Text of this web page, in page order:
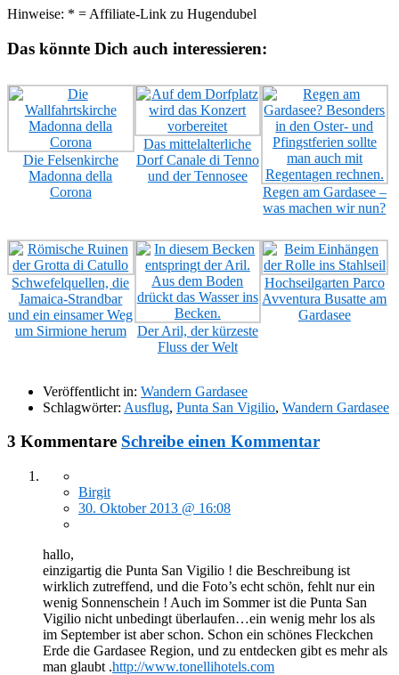
Hinweise: * = Affiliate-Link zu Hugendubel
Das könnte Dich auch interessieren:
Die Felsenkirche
Madonna della
Corona
Das mittelalterliche
Dorf Canale di Tenno
und der Tennosee
Regen am Gardasee –
was machen wir nun?
Schwefelquellen, die
Jamaica-Strandbar
und ein einsamer Weg
um Sirmione herum
Der Aril, der kürzeste
Fluss der Welt
Hochseilgarten Parco
Avventura Busatte am
Gardasee
Veröffentlicht in: Wandern Gardasee
Schlagwörter: Ausflug, Punta San Vigilio, Wandern Gardasee
3 Kommentare Schreibe einen Kommentar
Birgit
30. Oktober 2013 @ 16:08
hallo,
einzigartig die Punta San Vigilio ! die Beschreibung ist
wirklich zutreffend, und die Foto’s echt schön, fehlt nur ein
wenig Sonnenschein ! Auch im Sommer ist die Punta San
Vigilio nicht unbedingt überlaufen…ein wenig mehr los als
im September ist aber schon. Schon ein schönes Fleckchen
Erde die Gardasee Region, und zu entdecken gibt es mehr als
man glaubt .http://www.tonellihotels.com